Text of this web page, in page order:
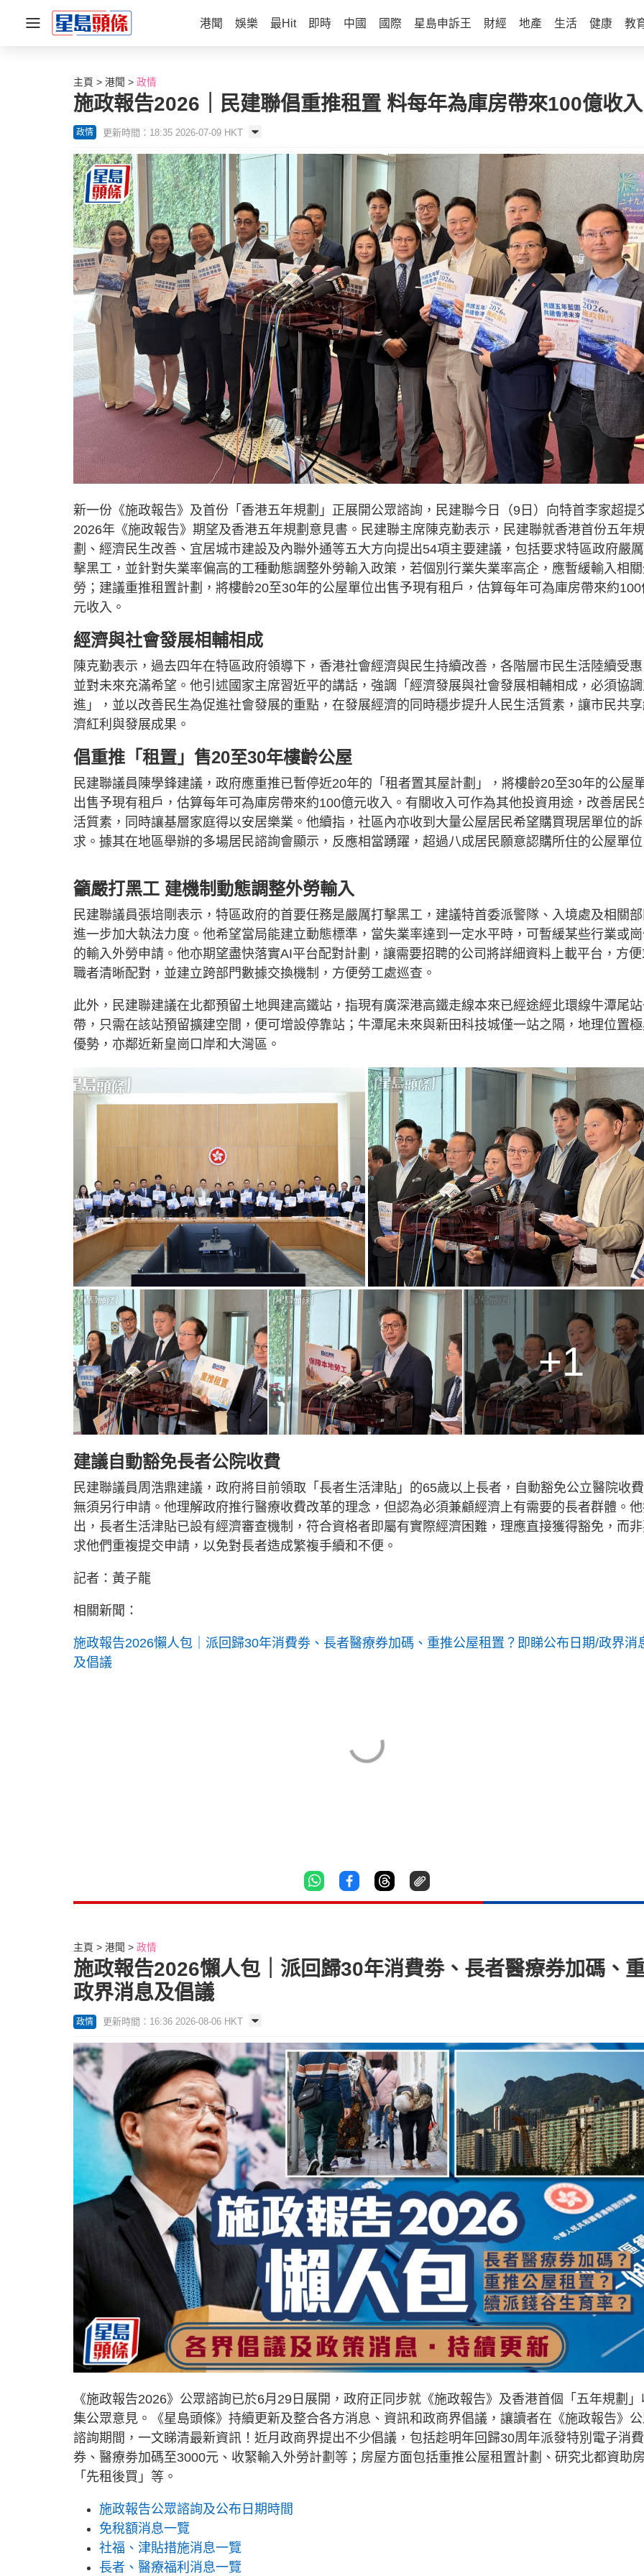
港聞 娛樂 最Hit 即時 中國 國際 星島申訴王 財經 地產 生活 健康 教
主頁 港聞 政情
施政報告2026｜民建聯倡重推租置 料每年為庫房帶來100億收
政情 更新時間：18:35 2026-07-09 HKT
新一份《施政報告》及首份「香港五年規劃」正展開公眾諮詢，民建聯今日（9日）向特首李家超提
2026年《施政報告》期望及香港五年規劃意見書。民建聯主席陳克勤表示，民建聯就香港首份五年
劃、經濟民生改善、宜居城市建設及內聯外通等五大方向提出54項主要建議，包括要求特區政府嚴
擊黑工，並針對失業率偏高的工種動態調整外勞輸入政策，若個別行業失業率高企，應暫緩輸入相
勞；建議重推租置計劃，將樓齡20至30年的公屋單位出售予現有租戶，估算每年可為庫房帶來約100
元收入。
經濟與社會發展相輔相成
陳克勤表示，過去四年在特區政府領導下，香港社會經濟與民生持續改善，各階層市民生活陸續受
並對未來充滿希望。他引述國家主席習近平的講話，強調「經濟發展與社會發展相輔相成，必須協
進」，並以改善民生為促進社會發展的重點，在發展經濟的同時穩步提升人民生活質素，讓市民共
濟紅利與發展成果。
倡重推「租置」售20至30年樓齡公屋
民建聯議員陳學鋒建議，政府應重推已暫停近20年的「租者置其屋計劃」，將樓齡20至30年的公屋
出售予現有租戶，估算每年可為庫房帶來約100億元收入。有關收入可作為其他投資用途，改善居民
活質素，同時讓基層家庭得以安居樂業。他續指，社區內亦收到大量公屋居民希望購買現居單位的訴
求。據其在地區舉辦的多場居民諮詢會顯示，反應相當踴躍，超過八成居民願意認購所住的公屋單
籲嚴打黑工 建機制動態調整外勞輸入
民建聯議員張培剛表示，特區政府的首要任務是嚴厲打擊黑工，建議特首委派警隊、入境處及相關
進一步加大執法力度。他希望當局能建立動態標準，當失業率達到一定水平時，可暫緩某些行業或
的輸入外勞申請。他亦期望盡快落實AI平台配對計劃，讓需要招聘的公司將詳細資料上載平台，方
職者清晰配對，並建立跨部門數據交換機制，方便勞工處巡查。
此外，民建聯建議在北都預留土地興建高鐵站，指現有廣深港高鐵走線本來已經途經北環線牛潭尾
帶，只需在該站預留擴建空間，便可增設停靠站；牛潭尾未來與新田科技城僅一站之隔，地理位置
優勢，亦鄰近新皇崗口岸和大灣區。
+1
建議自動豁免長者公院收費
民建聯議員周浩鼎建議，政府將目前領取「長者生活津貼」的65歲以上長者，自動豁免公立醫院收
無須另行申請。他理解政府推行醫療收費改革的理念，但認為必須兼顧經濟上有需要的長者群體。
出，長者生活津貼已設有經濟審查機制，符合資格者即屬有實際經濟困難，理應直接獲得豁免，而
求他們重複提交申請，以免對長者造成繁複手續和不便。
記者：黃子龍
相關新聞：
施政報告2026懶人包｜派回歸30年消費劵、長者醫療券加碼、重推公屋租置？即睇公布日期/政界消
及倡議
主頁 港聞 政情
施政報告2026懶人包｜派回歸30年消費劵、長者醫療券加碼、
政界消息及倡議
政情 更新時間：16:36 2026-08-06 HKT
《施政報告2026》公眾諮詢已於6月29日展開，政府正同步就《施政報告》及香港首個「五年規劃」
集公眾意見。《星島頭條》持續更新及整合各方消息、資訊和政商界倡議，讓讀者在《施政報告》
諮詢期間，一文睇清最新資訊！近月政商界提出不少倡議，包括趁明年回歸30周年派發特別電子消費
券、醫療劵加碼至3000元、收緊輸入外勞計劃等；房屋方面包括重推公屋租置計劃、研究北都資助
「先租後買」等。
施政報告公眾諮詢及公布日期時間
免稅額消息一覽
社福、津貼措施消息一覽
長者、醫療福利消息一覽